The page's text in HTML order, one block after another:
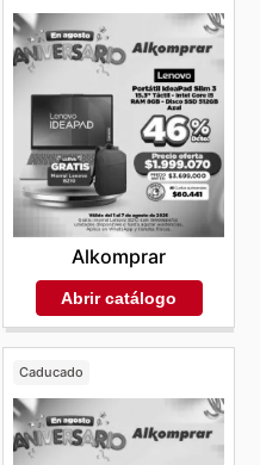
Alkomprar
Abrir catálogo
Caducado